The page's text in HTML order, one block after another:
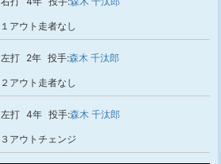
１アウト走者なし
左打 2年 投手:森木 千汰郎
２アウト走者なし
左打 4年 投手:森木 千汰郎
３アウトチェンジ